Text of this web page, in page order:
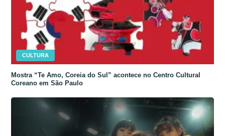
CULTURA
Mostra “Te Amo, Coreia do Sul” acontece no Centro Cultural
Coreano em São Paulo